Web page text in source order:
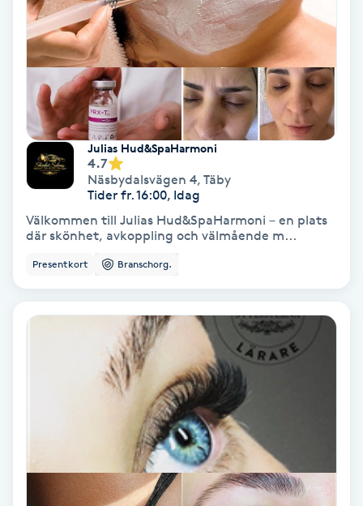
Medicinsk massage
Meditation
Medium
Megavolymfransar
Nagelförlängning akryl
Julias Hud&SpaHarmoni
4.7
Näsbydalsvägen 4, Täby
Tider fr. 16:00, Idag
Välkommen till Julias Hud&SpaHarmoni – en plats
där skönhet, avkoppling och välmående m...
Presentkort Branschorg.